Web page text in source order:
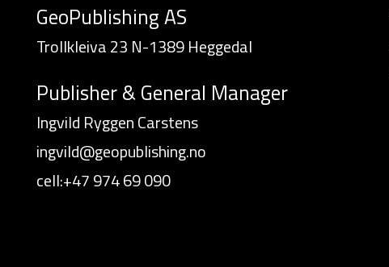
GeoPublishing AS
Trollkleiva 23 N-1389 Heggedal
Publisher & General Manager
Ingvild Ryggen Carstens
ingvild@geopublishing.no
cell:+47 974 69 090